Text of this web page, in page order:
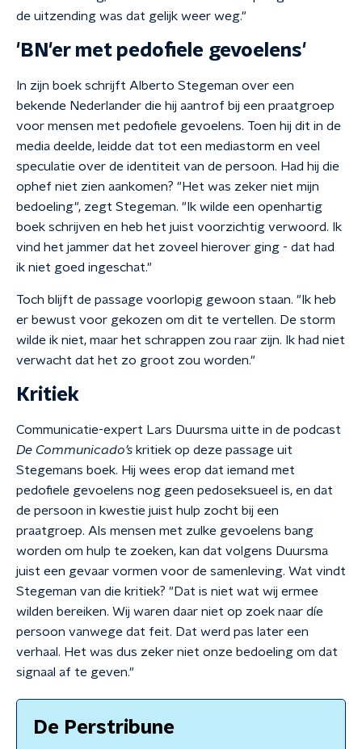
de uitzending was dat gelijk weer weg."
'BN'er met pedofiele gevoelens'
In zijn boek schrijft Alberto Stegeman over een
bekende Nederlander die hij aantrof bij een praatgroep
voor mensen met pedofiele gevoelens. Toen hij dit in de
media deelde, leidde dat tot een mediastorm en veel
speculatie over de identiteit van de persoon. Had hij die
ophef niet zien aankomen? "Het was zeker niet mijn
bedoeling", zegt Stegeman. "Ik wilde een openhartig
boek schrijven en heb het juist voorzichtig verwoord. Ik
vind het jammer dat het zoveel hierover ging - dat had
ik niet goed ingeschat."
Toch blijft de passage voorlopig gewoon staan. "Ik heb
er bewust voor gekozen om dit te vertellen. De storm
wilde ik niet, maar het schrappen zou raar zijn. Ik had niet
verwacht dat het zo groot zou worden."
Kritiek
Communicatie-expert Lars Duursma uitte in de podcast
De Communicado’s kritiek op deze passage uit
Stegemans boek. Hij wees erop dat iemand met
pedofiele gevoelens nog geen pedoseksueel is, en dat
de persoon in kwestie juist hulp zocht bij een
praatgroep. Als mensen met zulke gevoelens bang
worden om hulp te zoeken, kan dat volgens Duursma
juist een gevaar vormen voor de samenleving. Wat vindt
Stegeman van die kritiek? "Dat is niet wat wij ermee
wilden bereiken. Wij waren daar niet op zoek naar díe
persoon vanwege dat feit. Dat werd pas later een
verhaal. Het was dus zeker niet onze bedoeling om dat
signaal af te geven."
De Perstribune